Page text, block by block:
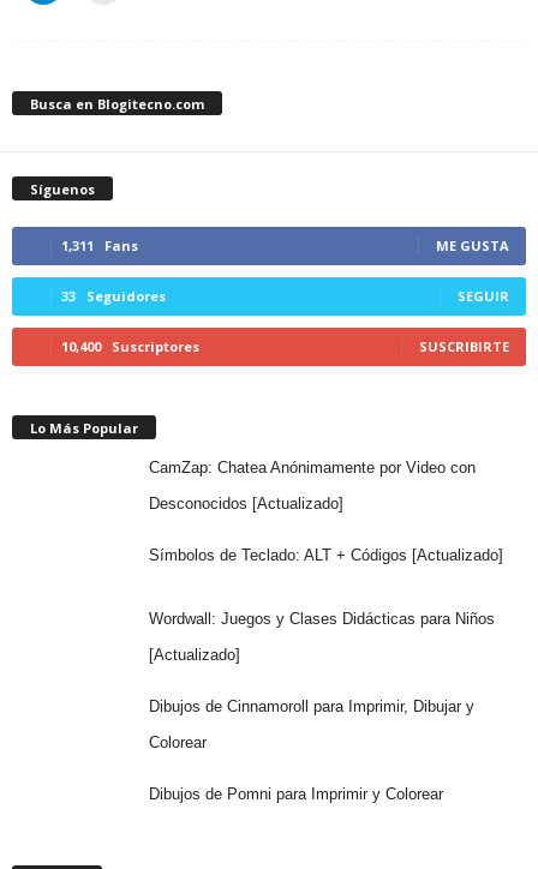
Busca en Blogitecno.com
Síguenos
1,311 Fans ME GUSTA
33 Seguidores SEGUIR
10,400 Suscriptores SUSCRIBIRTE
Lo Más Popular
CamZap: Chatea Anónimamente por Video con
Desconocidos [Actualizado]
Símbolos de Teclado: ALT + Códigos [Actualizado]
Wordwall: Juegos y Clases Didácticas para Niños
[Actualizado]
Dibujos de Cinnamoroll para Imprimir, Dibujar y
Colorear
Dibujos de Pomni para Imprimir y Colorear